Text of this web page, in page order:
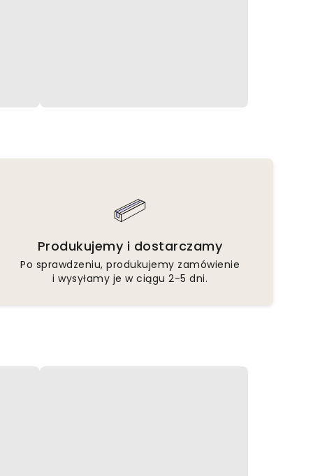
Produkujemy i dostarczamy
Po sprawdzeniu, produkujemy zamówienie
i wysyłamy je w ciągu 2-5 dni.